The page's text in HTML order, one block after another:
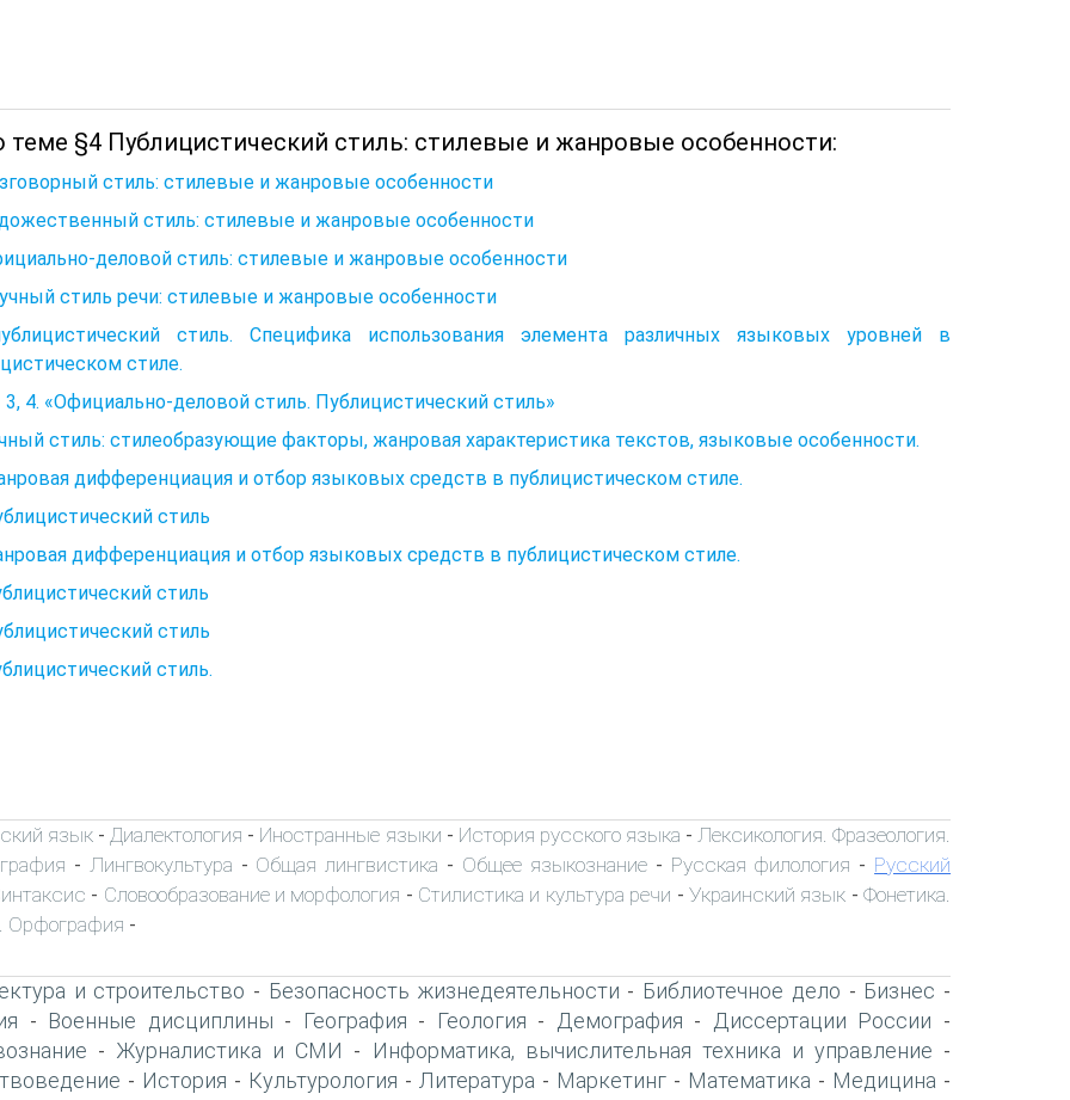
теме §4 Публицистический стиль: стилевые и жанровые особенности:
стиль: стилевые и жанровые особенности
стиль: стилевые и жанровые особенности
деловой стиль: стилевые и жанровые особенности
стиль речи: стилевые и жанровые особенности
стиль. Специфика использования элемента различных языковых уровней в
стиле.
4. «Официально-деловой стиль. Публицистический стиль»
стиль: стилеобразующие факторы, жанровая характеристика текстов, языковые особенности.
дифференциация и отбор языковых средств в публицистическом стиле.
стиль
дифференциация и отбор языковых средств в публицистическом стиле.
стиль
стиль
стиль.
язык - Диалектология - Иностранные языки - История русского языка - Лексикология. Фразеология.
- Лингвокультура - Общая лингвистика - Общее языкознание- Русская филология - Русский
- Словообразование и морфология - Стилистика и культура речи - Украинский язык - Фонетика.
Орфография -
и строительство - Безопасность жизнедеятельности - Библиотечное дело - Бизнес -
- Военные дисциплины - География - Геология - Демография - Диссертации России -
- Журналистика и СМИ - Информатика, вычислительная техника и управление -
- История - Культурология - Литература - Маркетинг - Математика - Медицина -